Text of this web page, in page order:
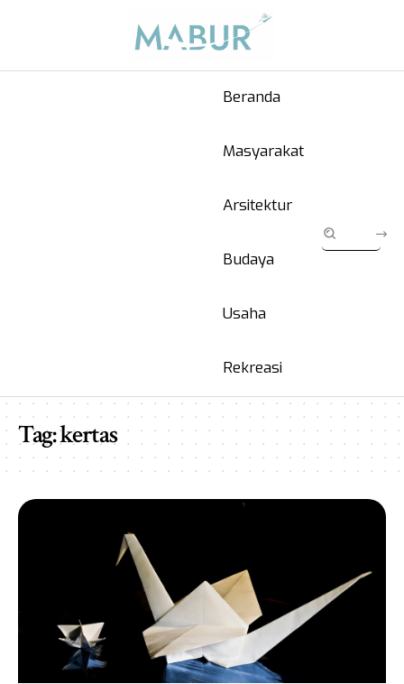
Beranda
Masyarakat
Arsitektur
Budaya
Usaha
Rekreasi
Tag:kertas